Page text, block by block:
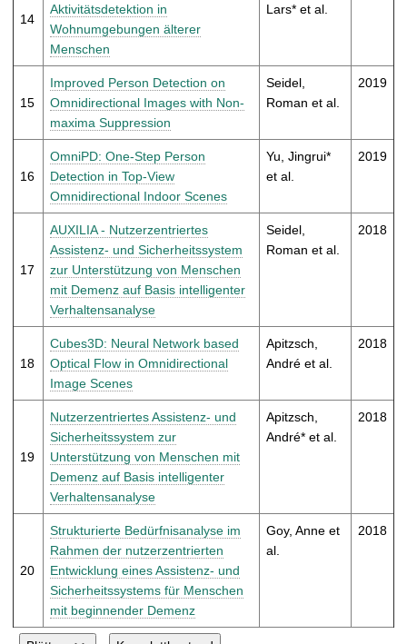
14
Aktivitätsdetektion in
Wohnumgebungen älterer
Menschen
Lars* et al.
15
Improved Person Detection on
Omnidirectional Images with Non-
maxima Suppression
Seidel,
Roman et al.
2019
16
OmniPD: One-Step Person
Detection in Top-View
Omnidirectional Indoor Scenes
Yu, Jingrui*
et al.
2019
17
AUXILIA - Nutzerzentriertes
Assistenz- und Sicherheitssystem
zur Unterstützung von Menschen
mit Demenz auf Basis intelligenter
Verhaltensanalyse
Seidel,
Roman et al.
2018
18
Cubes3D: Neural Network based
Optical Flow in Omnidirectional
Image Scenes
Apitzsch,
André et al.
2018
19
Nutzerzentriertes Assistenz- und
Sicherheitssystem zur
Unterstützung von Menschen mit
Demenz auf Basis intelligenter
Verhaltensanalyse
Apitzsch,
André* et al.
2018
20
Strukturierte Bedürfnisanalyse im
Rahmen der nutzerzentrierten
Entwicklung eines Assistenz- und
Sicherheitssystems für Menschen
mit beginnender Demenz
Goy, Anne et
al.
2018